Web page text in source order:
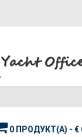
0 ПРОДУКТ(А) - €